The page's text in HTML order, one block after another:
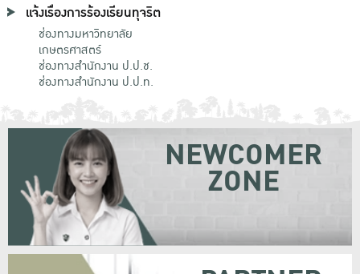
แจ้งเรื่องการร้องเรียนทุจริต
ช่องทางมหาวิทยาลัย
เกษตรศาสตร์
ช่องทางสำนักงาน ป.ป.ช.
ช่องทางสำนักงาน ป.ป.ท.
NEWCOMER
ZONE